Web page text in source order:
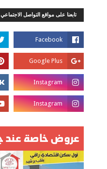
تابعنا على مواقع التواصل الاجتماعي